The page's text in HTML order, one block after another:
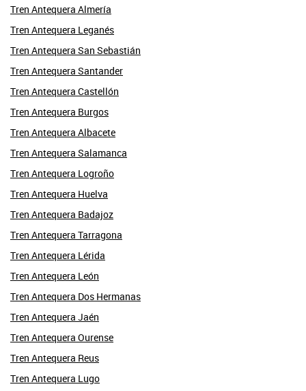
Tren Antequera Almería
Tren Antequera Leganés
Tren Antequera San Sebastián
Tren Antequera Santander
Tren Antequera Castellón
Tren Antequera Burgos
Tren Antequera Albacete
Tren Antequera Salamanca
Tren Antequera Logroño
Tren Antequera Huelva
Tren Antequera Badajoz
Tren Antequera Tarragona
Tren Antequera Lérida
Tren Antequera León
Tren Antequera Dos Hermanas
Tren Antequera Jaén
Tren Antequera Ourense
Tren Antequera Reus
Tren Antequera Lugo